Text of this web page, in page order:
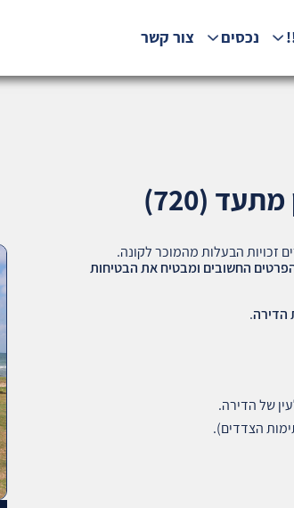
נכסים צור קשר
(720)
זכויות הבעלות מהמוכר לקונה.
החשובים ומבטיח את הבטיחות
הדירה.
של הדירה.
הצדדים).